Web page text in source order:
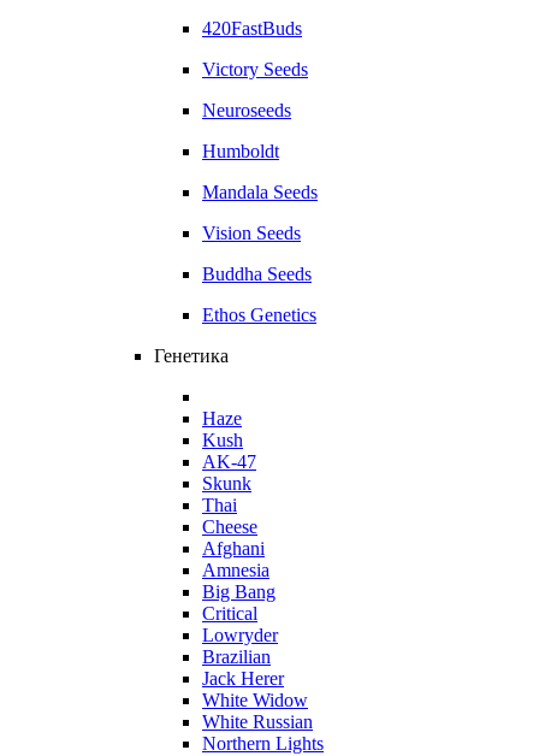
420FastBuds
Victory Seeds
Neuroseeds
Humboldt
Mandala Seeds
Vision Seeds
Buddha Seeds
Ethos Genetics
Генетика
Haze
Kush
AK-47
Skunk
Thai
Cheese
Afghani
Amnesia
Big Bang
Critical
Lowryder
Brazilian
Jack Herer
White Widow
White Russian
Northern Lights